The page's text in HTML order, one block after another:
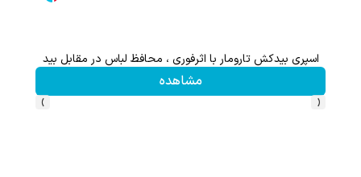
بیشتر)
اسپری بیدکش تارومار با اثرفوری ، محافظ لباس در مقابل بید
مشاهده
‹
›